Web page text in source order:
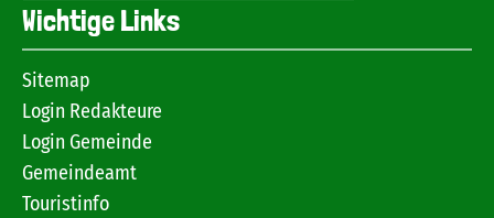
Wichtige Links
Sitemap
Login Redakteure
Login Gemeinde
Gemeindeamt
Touristinfo